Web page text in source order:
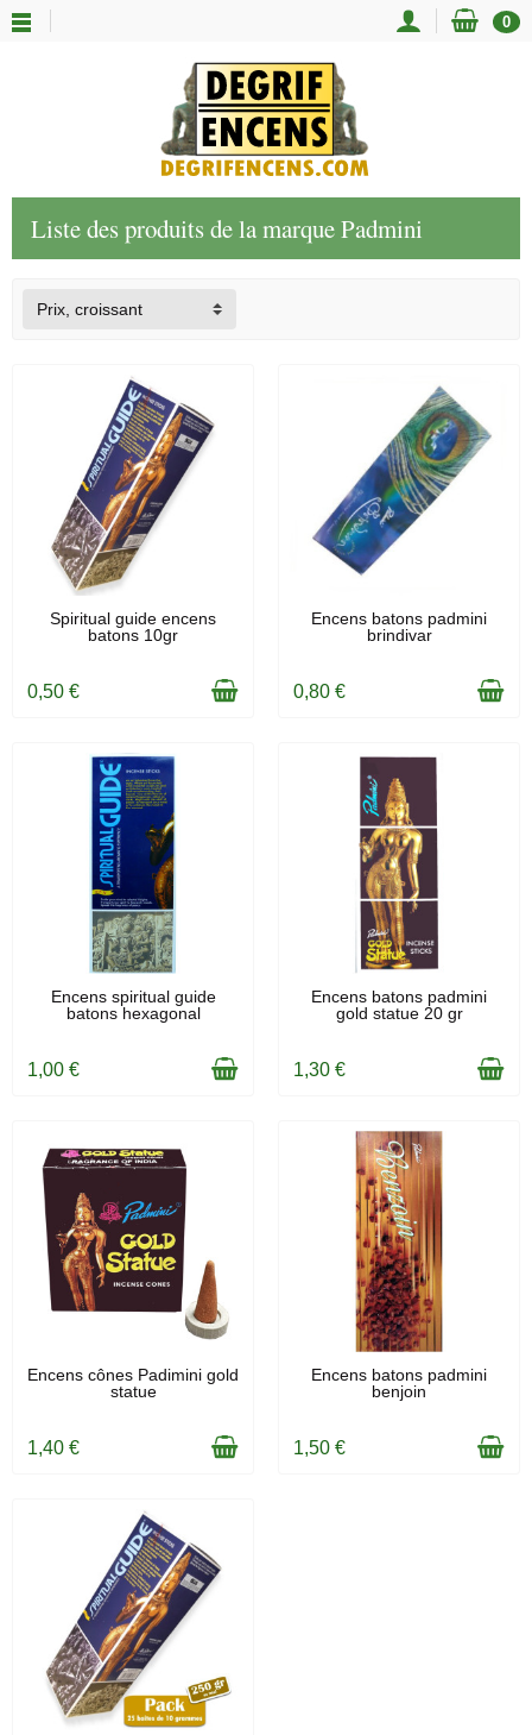
0
Liste des produits de la marque Padmini
Prix, croissant
EN STOCK
Spiritual guide encens
batons 10gr
0,50 €
EN STOCK
Encens batons padmini
brindivar
0,80 €
EN STOCK
Encens spiritual guide
batons hexagonal
1,00 €
EN STOCK
Encens batons padmini
gold statue 20 gr
1,30 €
EN STOCK
Encens cônes Padimini gold
statue
1,40 €
EN STOCK
Encens batons padmini
benjoin
1,50 €